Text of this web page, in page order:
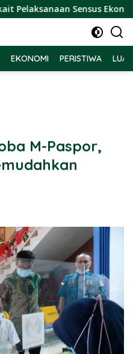
Sensus Ekonomi 2026
EKONOMI PERISTIWA
M-Paspor,